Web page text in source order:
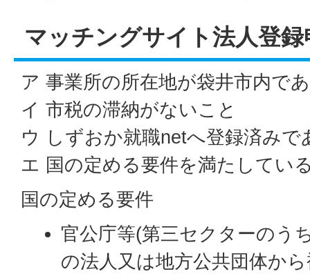
マッチングサイト法人登
ア 事業所の所在地が袋井市内で
イ 市税の滞納がないこと
ウ しずおか就職netへ登録済みで
エ 国の定める要件を満たしてい
国の定める要件
官公庁等(第三セクターのう
の法人又は地方公共団体か